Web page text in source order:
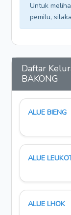
Untuk
pemilu,
Daftar
BAKONG
ALUE BIENG
ALUE
ALUE LHOK